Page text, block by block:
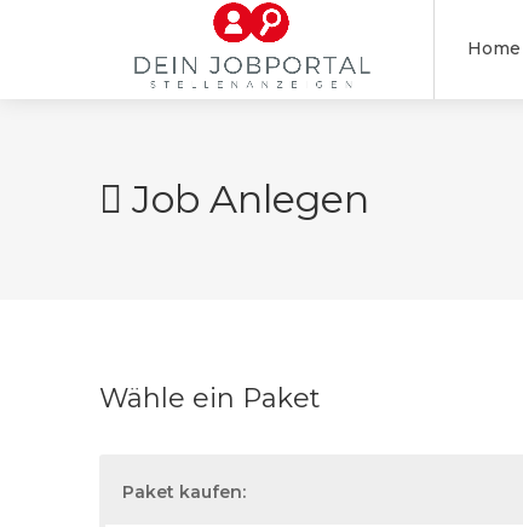
Home
Job Anlegen
Wähle ein Paket
Paket kaufen: